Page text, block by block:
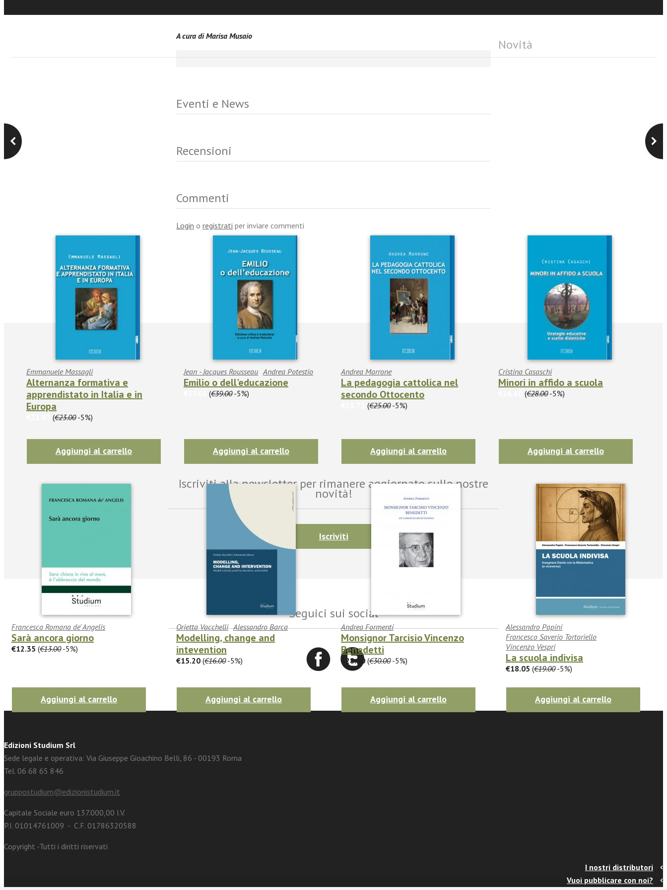
A cura di Marisa Musaio
Eventi e News
Recensioni
Commenti
Login o registrati per inviare commenti
Emmanuele Massagli
Alternanza formativa e
apprendistato in Italia e in
Europa
(€23.00-5%)
Aggiungi al carrello
Jean - Jacques Rousseau Andrea Potestio
Emilio o dell'educazione
(€39.00-5%)
Aggiungi al carrello
Andrea Marrone
La pedagogia cattolica nel
secondo Ottocento
(€25.00-5%)
Aggiungi al carrello
Cristina Casaschi
Minori in affido a scuola
(€28.00-5%)
Aggiungi al carrello
Novità
Francesca Romana de' Angelis
Sarà ancora giorno
€12.35 (€13.00-5%)
Aggiungi al carrello
Orietta Vacchelli Alessandro Barca
Modelling, change and
intevention
€15.20 (€16.00-5%)
Aggiungi al carrello
Andrea Formenti
Monsignor Tarcisio Vincenzo
Benedetti
€28.50 (€30.00-5%)
Aggiungi al carrello
Alessandro Papini
Francesco Saverio Tortoriello
Vincenzo Vespri
La scuola indivisa
€18.05 (€19.00-5%)
Aggiungi al carrello
Iscriviti alla newsletter per rimanere aggiornato sulle nostre
novità!
Iscriviti
Seguici sui social
facebook
Edizioni Studium Srl
Sede legale e operativa: Via Giuseppe Gioachino Belli, 86 - 00193 Roma
Tel. 06 68 65 846
gruppostudium@edizionistudium.it
Capitale Sociale euro 137.000,00 I.V.
P.I. 01014761009 - C.F. 01786320588
Copyright -Tutti i diritti riservati
I nostri distributori
Vuoi pubblicare con noi?